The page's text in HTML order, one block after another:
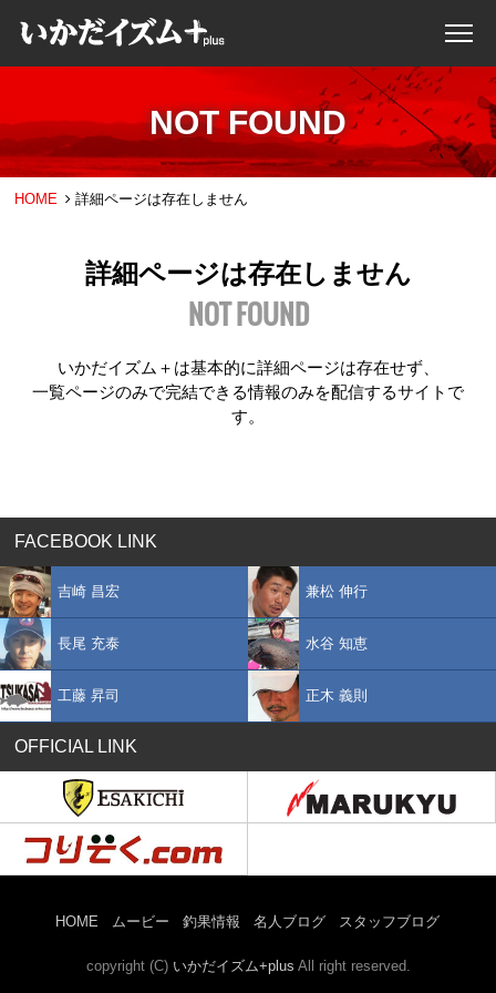
NOT FOUND
HOME 詳細ページは存在しません
詳細ページは存在しません
NOT FOUND
いかだイズム＋は基本的に詳細ページは存在せず、
一覧ページのみで完結できる情報のみを配信するサイトで
す。
FACEBOOK LINK
吉崎 昌宏 兼松 伸行
長尾 充泰 水谷 知恵
工藤 昇司 正木 義則
OFFICIAL LINK
HOME ムービー 釣果情報 名人ブログ スタッフブログ
copyright (C) いかだイズム+plus All right reserved.